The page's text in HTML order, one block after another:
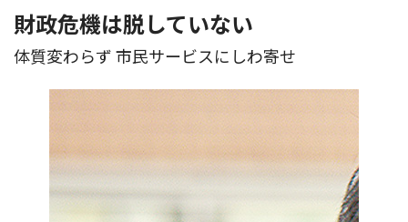
財政危機は脱していない
体質変わらず 市民サービスにしわ寄せ